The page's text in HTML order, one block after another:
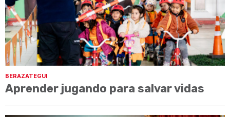
BERAZATEGUI
Aprender jugando para salvar vidas